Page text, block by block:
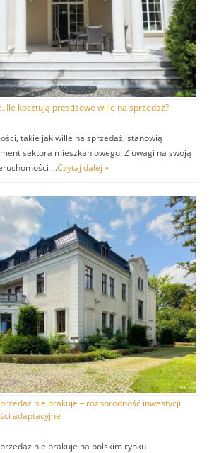
Ile kosztują prestiżowe wille na sprzedaż?
takie jak wille na sprzedaż, stanowią
sektora mieszkaniowego. Z uwagi na swoją
…Czytaj dalej »
nie brakuje – różnorodność inwestycji
adaptacyjne
nie brakuje na polskim rynku